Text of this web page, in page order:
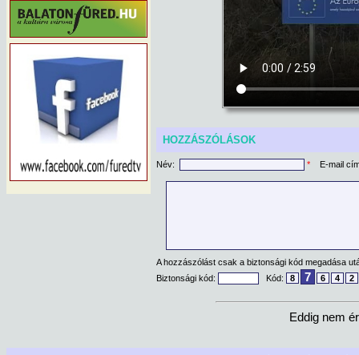
HOZZÁSZÓLÁSOK
Név: * E-mail
A hozzászólást csak a biztonsági kód megadása
Biztonsági kód:
Kód: 8 7 6 4 2
Eddig nem